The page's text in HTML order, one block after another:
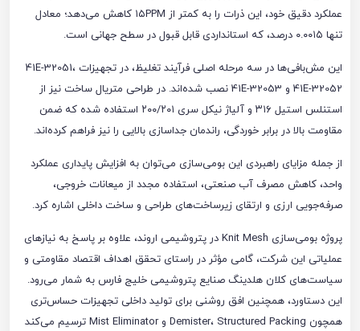
عملکرد دقیق خود، این ذرات را به کمتر از ۱۵PPM کاهش می‌دهد؛ معادل
تنها ۰.۰۰۱۵ درصد، که استانداردی قابل قبول در سطح جهانی است.
این مش‌بافی‌ها در سه مرحله اصلی فرآیند تغلیظ، در تجهیزات 41E-32051،
41E-32052 و 41E-32053 نصب شده‌اند. در طراحی متریال ساخت نیز از
استنلس استیل ۳۱۶ و آلیاژ نیکل سری ۲۰۰/۲۰۱ استفاده شده که ضمن
مقاومت بالا در برابر خوردگی، راندمان جداسازی بالایی را نیز فراهم کرده‌اند.
از جمله مزایای راهبردی این بومی‌سازی می‌توان به افزایش پایداری عملکرد
واحد، کاهش مصرف آب صنعتی، استفاده مجدد از میعانات خروجی،
صرفه‌جویی ارزی و ارتقای زیرساخت‌های طراحی و ساخت داخلی اشاره کرد.
پروژه بومی‌سازی Knit Mesh در پتروشیمی اروند، علاوه بر پاسخ به نیازهای
عملیاتی این شرکت، گامی مؤثر در راستای تحقق اهداف اقتصاد مقاومتی و
سیاست‌های کلان هلدینگ صنایع پتروشیمی خلیج فارس به شمار می‌رود.
این دستاورد، همچنین افق روشنی برای تولید داخلی تجهیزات حساس‌تری
همچون Demister، Structured Packing و Mist Eliminator ترسیم می‌کند